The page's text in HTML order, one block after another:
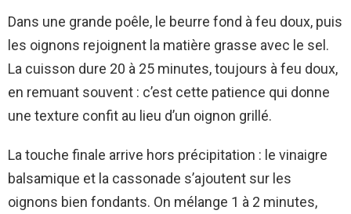
Dans une grande poêle, le beurre fond à feu doux, puis
les oignons rejoignent la matière grasse avec le sel.
La cuisson dure 20 à 25 minutes, toujours à feu doux,
en remuant souvent : c’est cette patience qui donne
une texture confit au lieu d’un oignon grillé.
La touche finale arrive hors précipitation : le vinaigre
balsamique et la cassonade s’ajoutent sur les
oignons bien fondants. On mélange 1 à 2 minutes,